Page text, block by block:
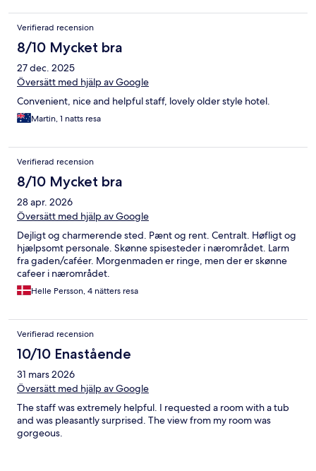
Verifierad recension
8/10 Mycket bra
27 dec. 2025
Översätt med hjälp av Google
Convenient, nice and helpful staff, lovely older style hotel.
Martin, 1 natts resa
Verifierad recension
8/10 Mycket bra
28 apr. 2026
Översätt med hjälp av Google
Dejligt og charmerende sted. Pænt og rent. Centralt. Høfligt og
hjælpsomt personale. Skønne spisesteder i nærområdet. Larm
fra gaden/caféer. Morgenmaden er ringe, men der er skønne
cafeer i nærområdet.
Helle Persson, 4 nätters resa
Verifierad recension
10/10 Enastående
31 mars 2026
Översätt med hjälp av Google
The staff was extremely helpful. I requested a room with a tub
and was pleasantly surprised. The view from my room was
gorgeous.